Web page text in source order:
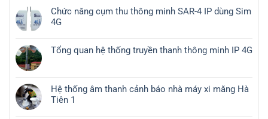
Chức năng cụm thu thông minh SAR-4 IP dùng Sim
4G
Tổng quan hệ thống truyền thanh thông minh IP 4G
Hệ thống âm thanh cảnh báo nhà máy xi măng Hà
Tiên 1